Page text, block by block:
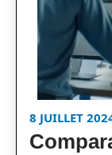
8 JUILLET